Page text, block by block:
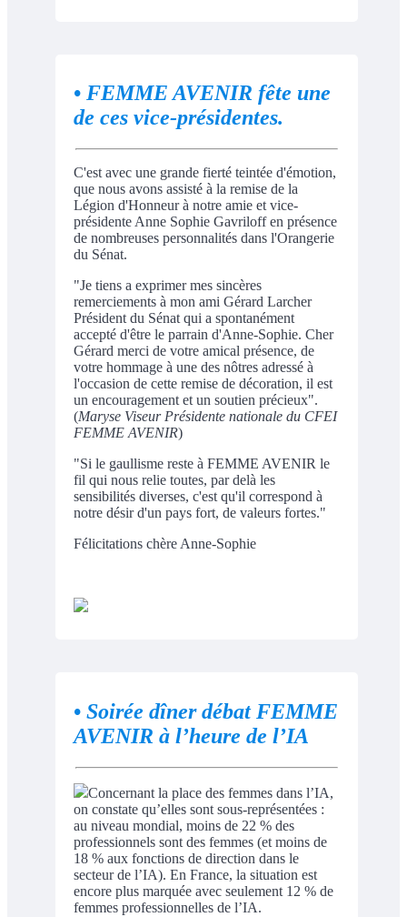
• FEMME AVENIR fête une
de ces vice-présidentes.
C'est avec une grande fierté teintée d'émotion,
que nous avons assisté à la remise de la
Légion d'Honneur à notre amie et vice-
présidente Anne Sophie Gavriloff en présence
de nombreuses personnalités dans l'Orangerie
du Sénat.
"Je tiens a exprimer mes sincères
remerciements à mon ami Gérard Larcher
Président du Sénat qui a spontanément
accepté d'être le parrain d'Anne-Sophie. Cher
Gérard merci de votre amical présence, de
votre hommage à une des nôtres adressé à
l'occasion de cette remise de décoration, il est
un encouragement et un soutien précieux".
(Maryse Viseur Présidente nationale du CFEI
FEMME AVENIR)
"Si le gaullisme reste à FEMME AVENIR le
fil qui nous relie toutes, par delà les
sensibilités diverses, c'est qu'il correspond à
notre désir d'un pays fort, de valeurs fortes."
Félicitations chère Anne-Sophie
• Soirée dîner débat FEMME
AVENIR à l’heure de l’IA
Concernant la place des femmes dans l’IA,
on constate qu’elles sont sous-représentées :
au niveau mondial, moins de 22 % des
professionnels sont des femmes (et moins de
18 % aux fonctions de direction dans le
secteur de l’IA). En France, la situation est
encore plus marquée avec seulement 12 % de
femmes professionnelles de l’IA.